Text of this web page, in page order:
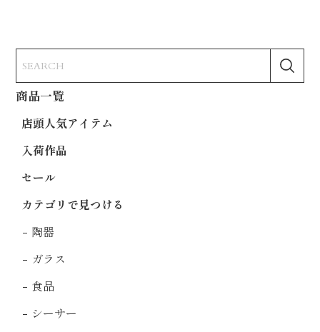
商品一覧
店頭人気アイテム
入荷作品
セール
カテゴリで見つける
陶器
ガラス
食品
シーサー